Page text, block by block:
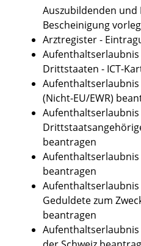
Auszubildenden
Bescheinigung
Arztregister -
Drittstaaten - ICT-
(Nicht-EU/EWR)
beantragen
beantragen
Geduldete zum
beantragen